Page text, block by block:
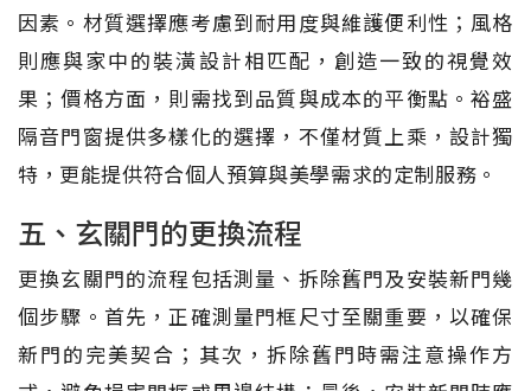
因素。材質選擇應考慮到耐用度與維護便利性；風格
則應與家中的裝潢設計相匹配，創造一致的視覺效
果；價格方面，則需找到品質與成本的平衡點。裕盛
隔音門窗提供多樣化的選擇，不僅材質上乘，設計獨
特，更能提供符合個人預算與美學需求的定制服務。
五、玄關門的更換流程
更換玄關門的流程包括測量、拆除舊門及安裝新門幾
個步驟。首先，正確測量門框尺寸至關重要，以確保
新門的完美契合；其次，拆除舊門時需注意操作方